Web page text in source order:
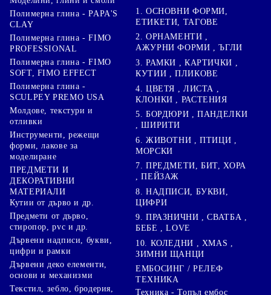
Полимерна глина - PAPA'S
CLAY
Полимерна глина - FIMO
PROFESSIONAL
Полимерна глина - FIMO
SOFT, FIMO EFFECT
Полимерна глина -
SCULPEY PREMO USA
Молдове, текстури и
отливки
Инструменти, режещи
форми, лакове за
моделиране
ПРЕДМЕТИ И
ДЕКОРАТИВНИ
МАТЕРИАЛИ
Кутии от дърво и др.
Предмети от дърво,
стиропор, pvc и др.
Дървени надписи, букви,
цифри и рамки
Дървени деко елементи,
основи и механизми
Текстил, зебло, бродерия,
1. ОСНОВНИ ФОРМИ,
ЕТИКЕТИ, ТАГОВЕ
2. ОРНАМЕНТИ ,
АЖУРНИ ФОРМИ , ЪГЛИ
3. РАМКИ , КАРТИЧКИ ,
КУТИИ , ПЛИКОВЕ
4. ЦВЕТЯ , ЛИСТА ,
КЛОНКИ , РАСТЕНИЯ
5. БОРДЮРИ , ПАНДЕЛКИ
, ШИРИТИ
6. ЖИВОТНИ , ПТИЦИ ,
МОРСКИ
7. ПРЕДМЕТИ, БИТ, ХОРА
, ПЕЙЗАЖ
8. НАДПИСИ, БУКВИ,
ЦИФРИ
9. ПРАЗНИЧНИ , СВАТБА ,
БЕБЕ , LOVE
10. КОЛЕДНИ , XMAS ,
ЗИМНИ ЩАНЦИ
ЕМБОСИНГ / РЕЛЕФ
ТЕХНИКА
Техника - Топъл ембос